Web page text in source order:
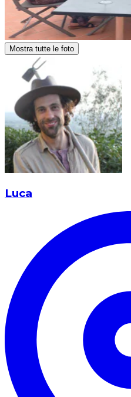
Mostra tutte le foto
Luca